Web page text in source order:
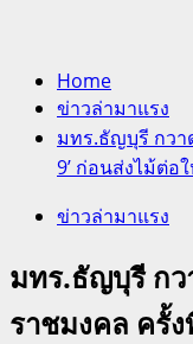
Home
ข่าวล่ามาแรง
มทร.ธัญบุรี กวา
9’ ก่อนส่งไม้ต่อ
ข่าวล่ามาแรง
มทร.ธัญบุรี กว
ราชมงคล ครั้